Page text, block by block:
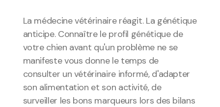
La médecine vétérinaire réagit. La génétique
anticipe. Connaître le profil génétique de
votre chien avant qu'un problème ne se
manifeste vous donne le temps de
consulter un vétérinaire informé, d'adapter
son alimentation et son activité, de
surveiller les bons marqueurs lors des bilans